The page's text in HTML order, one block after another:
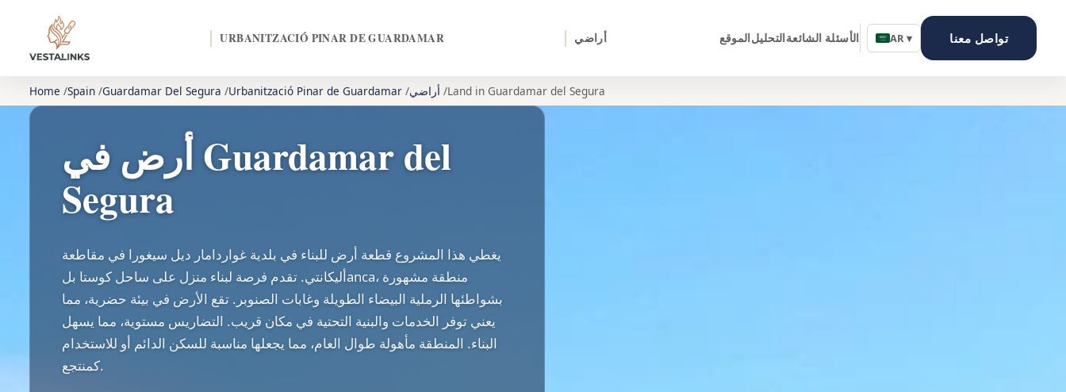
URBANITZACIÓ PINAR DE GUARDAMAR أراضي الموقعالتحليلالأسئلة الشائعة AR ▾ تواصل معنا
Home Spain Guardamar Del Segura Urbanització Pinar de Guardamar أراضي Land in Guardamar del Segura
أرض في Guardamar del
Segura
يغطي هذا المشروع قطعة أرض للبناء في بلدية غواردامار ديل سيغورا في مقاطعة
أليكانتي. تقدم فرصة لبناء منزل على ساحل كوستا بلanca، منطقة مشهورة
بشواطئها الرملية البيضاء الطويلة وغابات الصنوبر. تقع الأرض في بيئة حضرية، مما
يعني توفر الخدمات والبنية التحتية في مكان قريب. التضاريس مستوية، مما يسهل
البناء. المنطقة مأهولة طوال العام، مما يجعلها مناسبة للسكن الدائم أو للاستخدام
كمنتجع.